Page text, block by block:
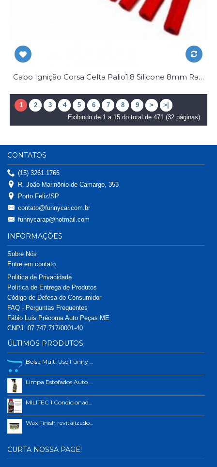
Cabo Ignição Corsa Celta Palio1.8 Silicone 8mm Race Chrome Jg
1 2 3 4 5 6 7 8 9 >
>|
Exibindo de 1 a 15 do total de 471 (32 páginas)
CONTATOS
(15) 3261.1766
R. João Marinônio de Camargo, 353
Porto Feliz/SP
contato@funnycar.com.br
funnycarap@hotmail.com
INFORMAÇÕES
Sobre Nós
Entre em contato
Politica de Privacidade
Política de Entrega de Produtos
Código de Defesa do Consumidor
FAQ - Perguntas Frequentes
Fábio Luis Précoma Auto Peças ME
CNPJ: 07.747.717/0001-40
ÚLTIMOS PRODUTOS
Bolsa Multi Uso Funny Car
Limpa Estofados Auto Shine 500ml
MILITEC 1 Condicionador de Metais 200ml
Wax Finish revitalizador de plástico e borrachas.
CURTA NOSSA PAGE!